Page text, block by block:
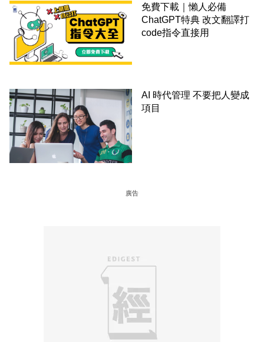
免費下載｜懶人必備
ChatGPT特典 改文翻譯打
code指令直接用
AI 時代管理 不要把人變成
項目
廣告